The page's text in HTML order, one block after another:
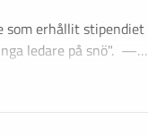
som erhållit stipendiet
ledare på snö". —…